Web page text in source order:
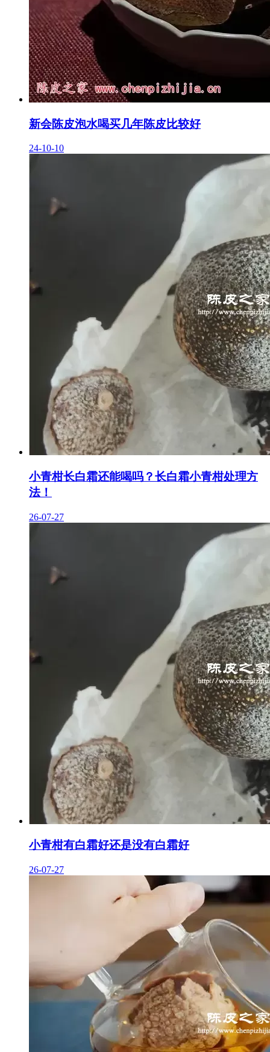
新会陈皮泡水喝买几年陈皮比较好
24-10-10
小青柑长白霜还能喝吗？长白霜小青柑处理方
法！
26-07-27
小青柑有白霜好还是没有白霜好
26-07-27